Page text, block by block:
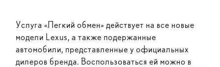
Услуга «Легкий обмен» действует на все новые
модели Lexus, а также подержанные
автомобили, представленные у официальных
дилеров бренда. Воспользоваться ей можно в